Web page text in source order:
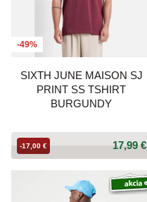
-49%
SIXTH JUNE MAISON SJ
PRINT SS TSHIRT
BURGUNDY
17,99 €
-17,00 €